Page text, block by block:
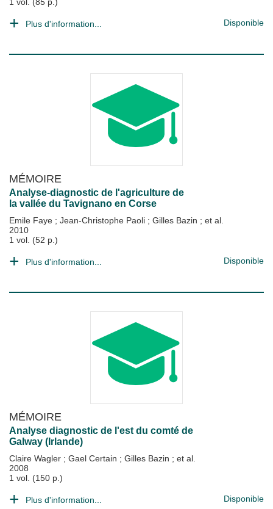
Plus d'information... Disponible
MÉMOIRE
Analyse-diagnostic de l'agriculture de
la vallée du Tavignano en Corse
Emile Faye ; Jean-Christophe Paoli ; Gilles Bazin ; et al.
2010
1 vol. (52 p.)
Plus d'information... Disponible
MÉMOIRE
Analyse diagnostic de l'est du comté de
Galway (Irlande)
Claire Wagler ; Gael Certain ; Gilles Bazin ; et al.
2008
1 vol. (150 p.)
Plus d'information... Disponible